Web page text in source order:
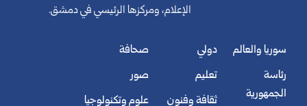
الإعلام، ومركزها الرئيسي في دمشق.
سوريا والعالم
رئاسة
الجمهورية
دولي
تعليم
ثقافة وفنون
صحافة
صور
علوم وتكنولوجيا